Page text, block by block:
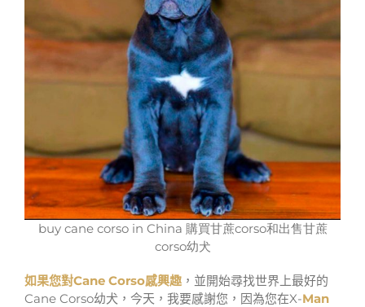
buy cane corso in China 購買甘蔗corso和出售甘蔗
corso幼犬
如果您對Cane Corso感興趣 ，並開始尋找世界上最好的
Cane Corso幼犬，今天，我要感謝您，因為您在X-Man